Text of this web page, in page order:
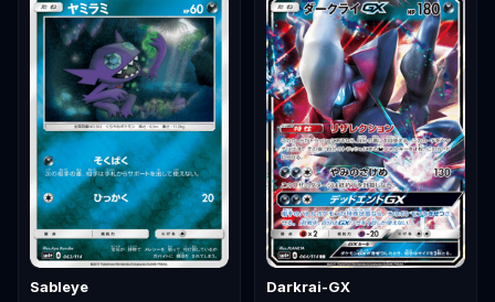
Sableye Darkrai-GX